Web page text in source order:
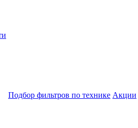
Подбор фильтров по технике Акции